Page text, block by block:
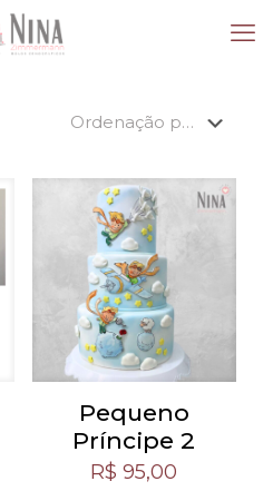
Pequeno
Príncipe 2
R$ 95,00